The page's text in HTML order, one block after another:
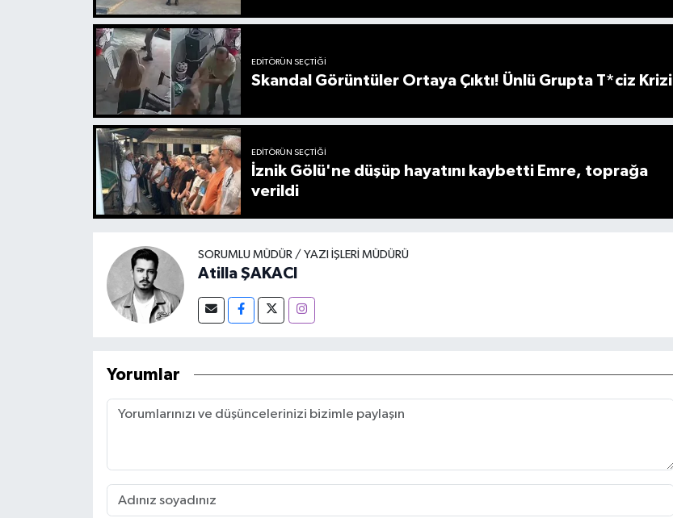
EDITÖRÜN SEÇTIĞI
Skandal Görüntüler Ortaya Çıktı! Ünlü Grupta T*ciz Krizi
EDITÖRÜN SEÇTIĞI
İznik Gölü'ne düşüp hayatını kaybetti Emre, toprağa
verildi
SORUMLU MÜDÜR / YAZI İŞLERI MÜDÜRÜ
Atilla ŞAKACI
Yorumlar